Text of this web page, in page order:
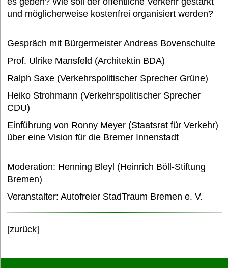
und möglicherweise kostenfrei organisiert werden?
Gespräch mit Bürgermeister Andreas Bovenschulte
Prof. Ulrike Mansfeld (Architektin BDA)
Ralph Saxe (Verkehrspolitischer Sprecher Grüne)
Heiko Strohmann (Verkehrspolitischer Sprecher
CDU)
Einführung von Ronny Meyer (Staatsrat für Verkehr)
über eine Vision für die Bremer Innenstadt
Moderation: Henning Bleyl (Heinrich Böll-Stiftung
Bremen)
Veranstalter: Autofreier StadTraum Bremen e. V.
[zurück]